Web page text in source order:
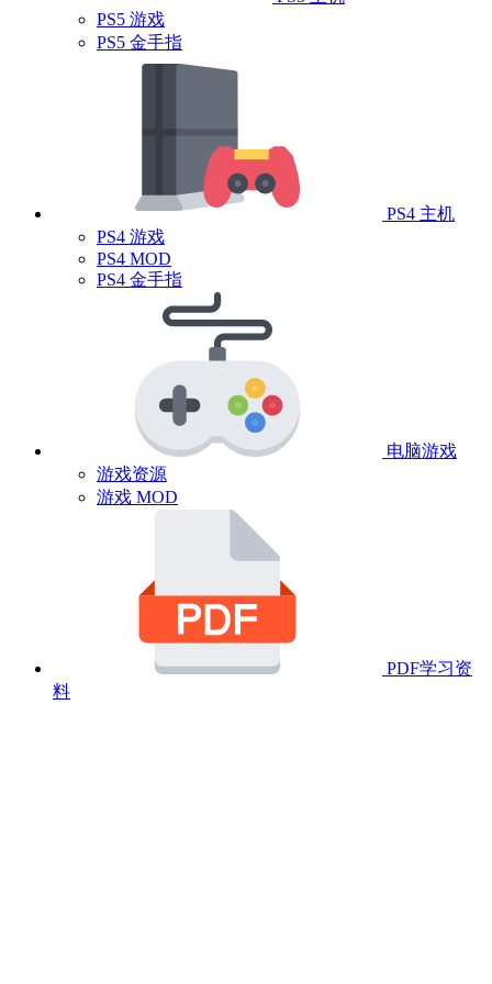
PS5 游戏
PS5 金手指
PS4 主机
PS4 游戏
PS4 MOD
PS4 金手指
电脑游戏
游戏资源
游戏 MOD
PDF学习资
料